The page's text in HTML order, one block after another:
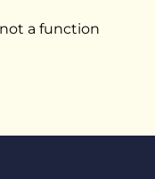
a function